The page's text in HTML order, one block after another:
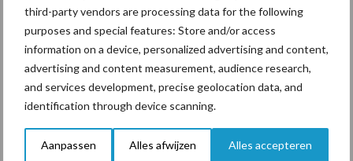
third-party vendors are processing data for the following
purposes and special features: Store and/or access
information on a device, personalized advertising and content,
advertising and content measurement, audience research,
and services development, precise geolocation data, and
identification through device scanning.
Aanpassen Alles afwijzen Alles accepteren
ForFarmers ziet volume en
marktaandeel groeien in
krimpende Nederlandse
markt